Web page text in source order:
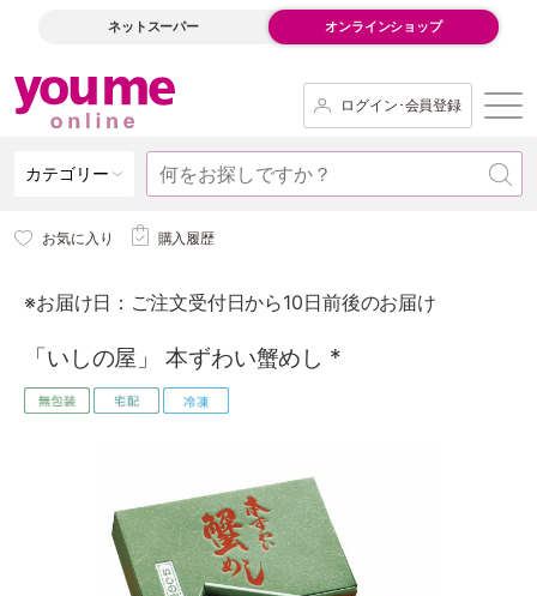
ネットスーパー オンラインショップ
ログイン･会員登録
カテゴリー
お気に入り 購入履歴
※お届け日：ご注文受付日から10日前後のお届け
「いしの屋」 本ずわい蟹めし *